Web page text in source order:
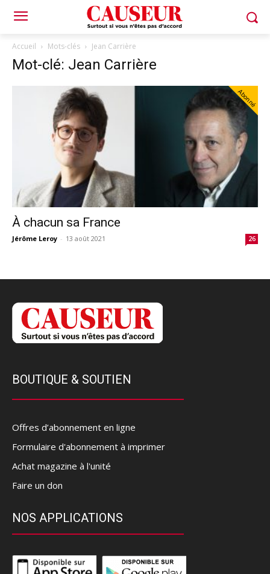
Accueil Mots-clés Jean Carrière
Mot-clé: Jean Carrière
Abonné
À chacun sa France
Jérôme Leroy - 13 août 2021 26
BOUTIQUE & SOUTIEN
Offres d’abonnement en ligne
Formulaire d'abonnement à imprimer
Achat magazine à l'unité
Faire un don
NOS APPLICATIONS